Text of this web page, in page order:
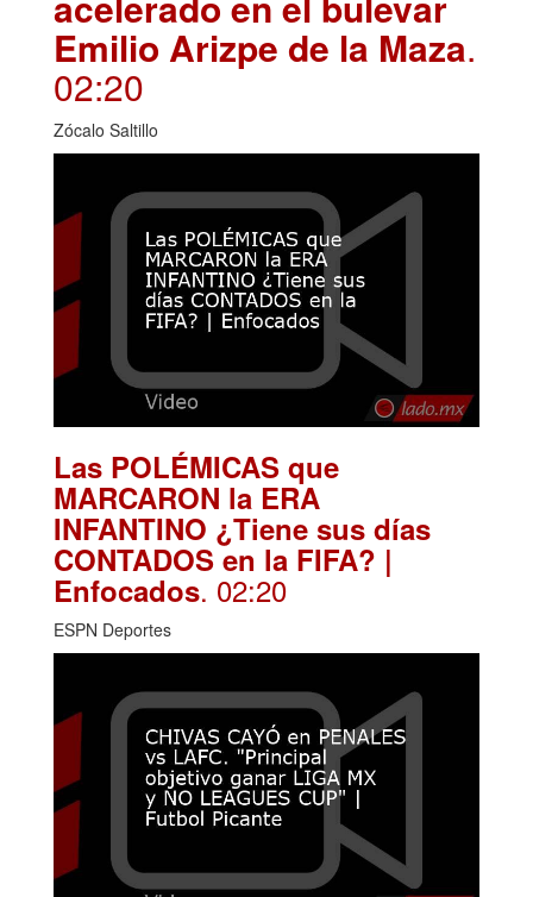
Emilio Arizpe de la Maza.
02:20
Zócalo Saltillo
Las POLÉMICAS que
MARCARON la ERA
INFANTINO ¿Tiene sus días
CONTADOS en la FIFA? |
Enfocados. 02:20
ESPN Deportes